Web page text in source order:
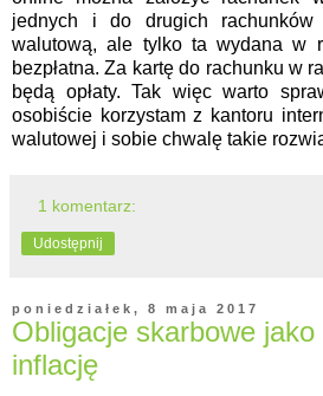
jednych i do drugich rachunków
walutową, ale tylko ta wydana w
bezpłatna. Za kartę do rachunku w
będą opłaty. Tak więc warto
osobiście korzystam z kantoru
walutowej i sobie chwalę takie
1 komentarz:
Udostępnij
poniedziałek, 8 maja 2017
Obligacje skarbowe
inflację